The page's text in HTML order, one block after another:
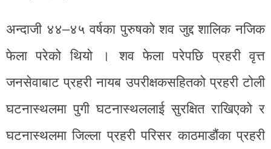
अन्दाजी ४४–४५ वर्षका पुरुषको शव जुद्द शालिक नजिक
फेला परेको थियो । शव फेला परेपछि प्रहरी वृत्त
जनसेवाबाट प्रहरी नायब उपरीक्षकसहितको प्रहरी टोली
घटनास्थलमा पुगी घटनास्थललाई सुरक्षित राखिएको र
घटनास्थलमा जिल्ला प्रहरी परिसर काठमाडौंका प्रहरी